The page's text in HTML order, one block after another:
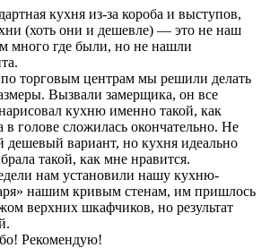
кухня из-за короба и выступов,
(хоть они и дешевле) — это не наш
много где были, но не нашли
торговым центрам мы решили делать
Вызвали замерщика, он все
кухню именно такой, как
в голове сложилась окончательно. Не
дешевый вариант, но кухня идеально
такой, как мне нравится.
нам установили нашу кухню-
нашим кривым стенам, им пришлось
верхних шкафчиков, но результат
Рекомендую!